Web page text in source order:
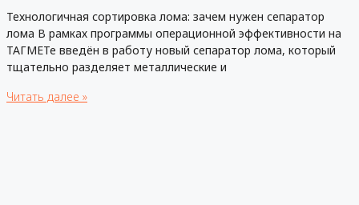
Технологичная сортировка лома: зачем нужен сепаратор
лома В рамках программы операционной эффективности на
ТАГМЕТе введён в работу новый сепаратор лома, который
тщательно разделяет металлические и
Читать далее »